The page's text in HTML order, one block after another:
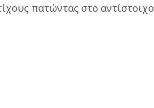
πατώντας στο αντίστοιχο